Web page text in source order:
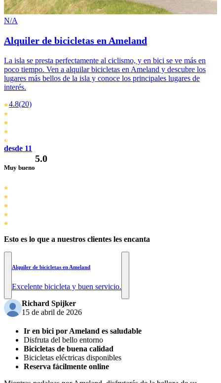
N/A
Alquiler de bicicletas en Ameland
La isla se presta perfectamente al ciclismo, y en bici se ve más en
poco tiempo. Ven a alquilar bicicletas en Ameland y descubre los
lugares más bellos de la isla y conoce los principales lugares de
interés.
4.8(20)
desde 11
Muy bueno
5.0
Esto es lo que a nuestros clientes les encanta
Alquiler de bicicletas en Ameland
Excelente bicicleta y buen servicio.
Richard Spijker
15 de abril de 2026
Ir en bici por Ameland es saludable
Disfruta del bello entorno
Bicicletas de buena calidad
Bicicletas eléctricas disponibles
Reserva fácilmente online